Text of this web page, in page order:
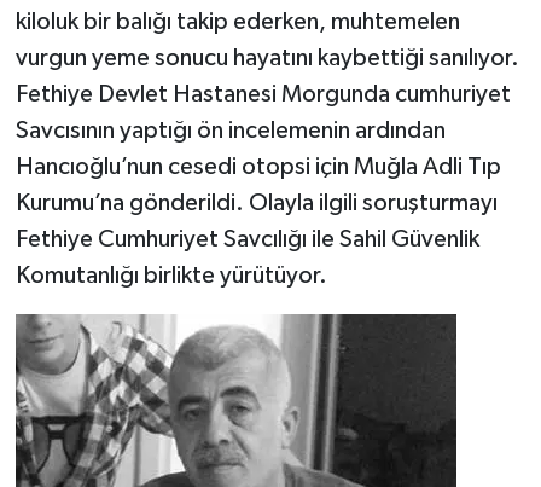
kiloluk bir balığı takip ederken, muhtemelen
vurgun yeme sonucu hayatını kaybettiği sanılıyor.
Fethiye Devlet Hastanesi Morgunda cumhuriyet
Savcısının yaptığı ön incelemenin ardından
Hancıoğlu’nun cesedi otopsi için Muğla Adli Tıp
Kurumu’na gönderildi. Olayla ilgili soruşturmayı
Fethiye Cumhuriyet Savcılığı ile Sahil Güvenlik
Komutanlığı birlikte yürütüyor.